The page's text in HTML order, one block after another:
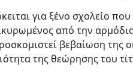
για ξένο σχολείο
από την
βεβαίωση της
της θεώρησης του